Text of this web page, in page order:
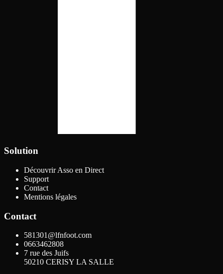
Solution
Découvrir Asso en Direct
Support
Contact
Mentions légales
Contact
581301@lfnfoot.com
0663462808
7 rue des Juifs
50210 CERISY LA SALLE